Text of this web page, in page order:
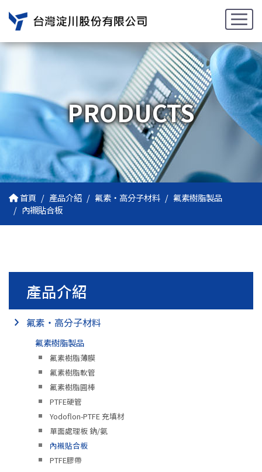
PRODUCTS
首頁 產品介紹 氟素・高分子材料
氟素樹脂製品
內襯貼合板
產品介紹
氟素・高分子材料
氟素樹脂製品
氟素樹脂薄膜
氟素樹脂軟管
氟素樹脂圓棒
PTFE硬管
Yodoflon-PTFE 充填材
單面處理板 鈉/氨
內襯貼合板
PTFE膠帶